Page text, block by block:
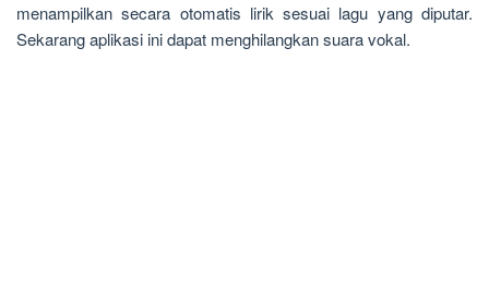
menampilkan secara otomatis lirik sesuai lagu yang diputar.
Sekarang aplikasi ini dapat menghilangkan suara vokal.